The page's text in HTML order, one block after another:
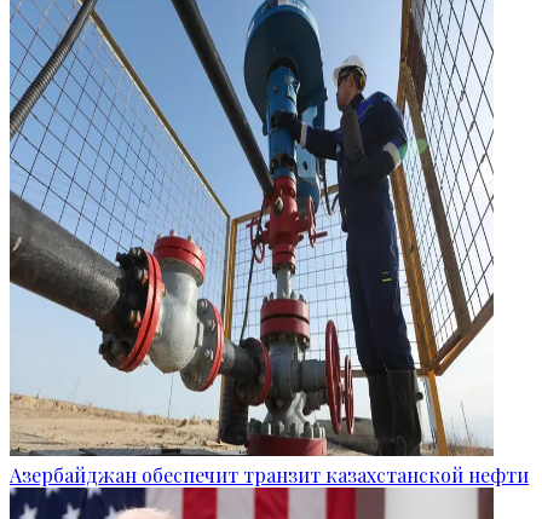
Азербайджан обеспечит транзит казахстанской нефти